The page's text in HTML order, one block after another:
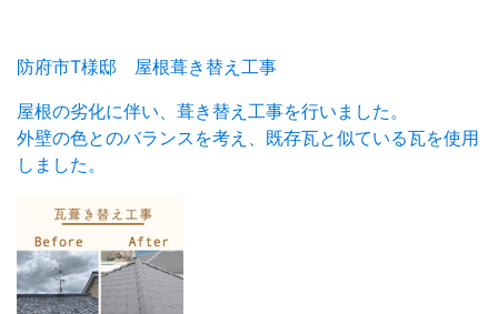
防府市T様邸 屋根葺き替え工事
屋根の劣化に伴い、葺き替え工事を行いました。
外壁の色とのバランスを考え、既存瓦と似ている瓦を使用
しました。